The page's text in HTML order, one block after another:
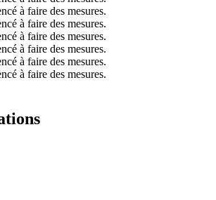
à faire des mesures.
à faire des mesures.
à faire des mesures.
à faire des mesures.
à faire des mesures.
à faire des mesures.